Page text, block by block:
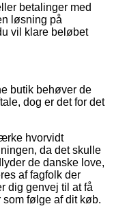
betalinger med
løsning på
vil klare beløbet
butik behøver de
dog er det for det
hvorvidt
da det skulle
de danske love,
af fagfolk der
dig genvej til at få
følge af dit køb.